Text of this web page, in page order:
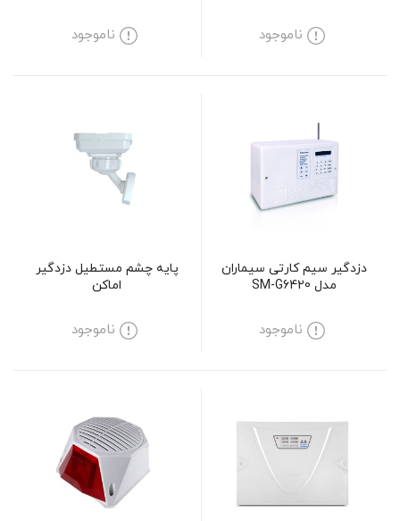
ناموجود ناموجود
دزدگیر سیم کارتی سیماران
مدل SM-G6420
ناموجود
پایه چشم مستطیل دزدگیر
اماکن
ناموجود